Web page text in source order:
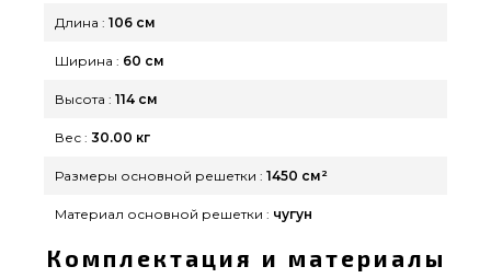
Длина : 106 см
Ширина : 60 см
Высота : 114 см
Вес : 30.00 кг
Размеры основной решетки : 1450 см²
Материал основной решетки : чугун
Комплектация и материалы